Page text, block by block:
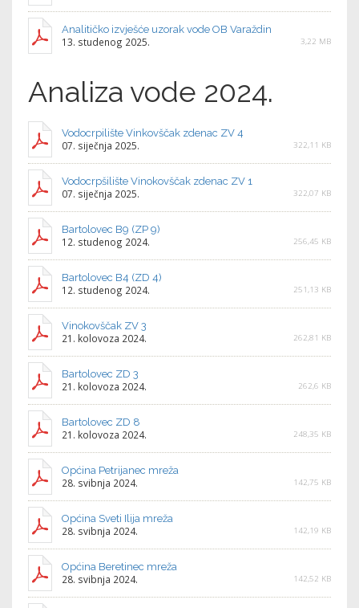
Analitičko izvješće uzorak vode OB Varaždin
13. studenog 2025. 3,22 MB
Analiza vode 2024.
Vodocrpilište Vinkovščak zdenac ZV 4
07. siječnja 2025. 322,11 KB
Vodocrpšilište Vinokovščak zdenac ZV 1
07. siječnja 2025. 322,07 KB
Bartolovec B9 (ZP 9)
12. studenog 2024. 256,45 KB
Bartolovec B4 (ZD 4)
12. studenog 2024. 251,13 KB
Vinokovščak ZV 3
21. kolovoza 2024. 262,81 KB
Bartolovec ZD 3
21. kolovoza 2024. 262,6 KB
Bartolovec ZD 8
21. kolovoza 2024. 248,35 KB
Općina Petrijanec mreža
28. svibnja 2024. 142,75 KB
Općina Sveti Ilija mreža
28. svibnja 2024. 142,19 KB
Općina Beretinec mreža
28. svibnja 2024. 142,52 KB